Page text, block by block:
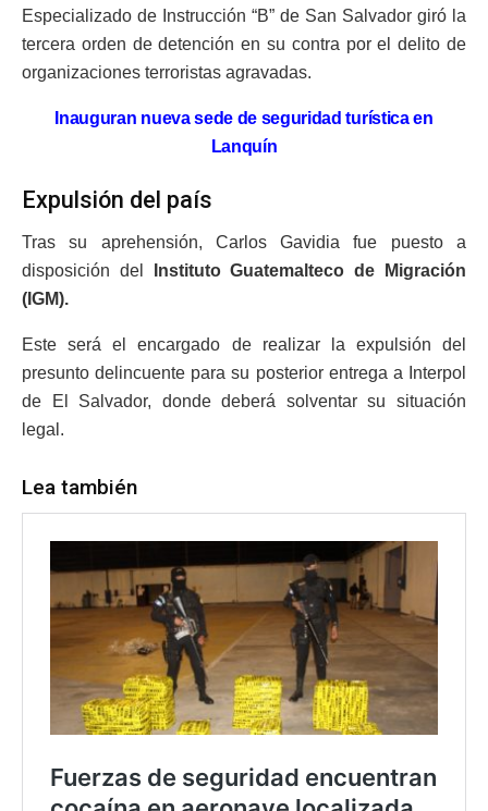
Especializado de Instrucción “B” de San Salvador giró la
tercera orden de detención en su contra por el delito de
organizaciones terroristas agravadas.
Inauguran nueva sede de seguridad turística en
Lanquín
Expulsión del país
Tras su aprehensión, Carlos Gavidia fue puesto a
disposición del
Instituto Guatemalteco de Migración
(IGM).
Este será el encargado de realizar la expulsión del
presunto delincuente para su posterior entrega a Interpol
de El Salvador, donde deberá solventar su situación
legal.
Lea también